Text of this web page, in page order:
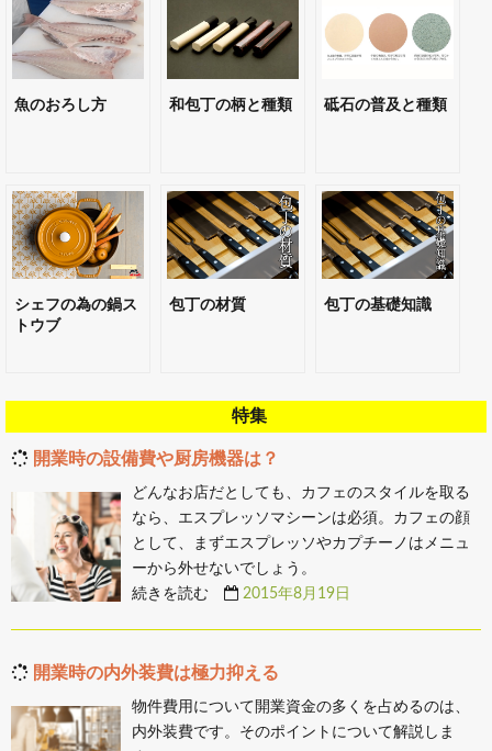
魚のおろし方 和包丁の柄と種類 砥石の普及と種類
シェフの為の鍋ス
トウブ
包丁の材質 包丁の基礎知識
特集
開業時の設備費や厨房機器は？
どんなお店だとしても、カフェのスタイルを取る
なら、エスプレッソマシーンは必須。カフェの顔
として、まずエスプレッソやカプチーノはメニュ
ーから外せないでしょう。
続きを読む
2015年8月19日
開業時の内外装費は極力抑える
物件費用について開業資金の多くを占めるのは、
内外装費です。そのポイントについて解説しま